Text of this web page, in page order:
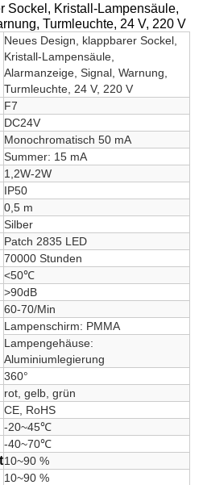
Sockel, Kristall-Lampensäule,
Turmleuchte, 24 V, 220 V
Neues Design, klappbarer Sockel,
Kristall-Lampensäule,
Alarmanzeige, Signal, Warnung,
Turmleuchte, 24 V, 220 V
F7
DC24V
Monochromatisch 50 mA
Summer: 15 mA
1,2W-2W
IP50
0,5 m
Silber
Patch 2835 LED
70000 Stunden
<50℃
>90dB
60-70/Min
Lampenschirm: PMMA
Lampengehäuse:
Aluminiumlegierung
360°
rot, gelb, grün
CE, RoHS
-20~45℃
-40~70℃
10~90 %
10~90 %